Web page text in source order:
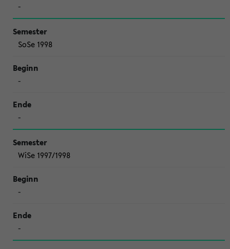
-
SoSe 1998
-
-
WiSe 1997/1998
-
-